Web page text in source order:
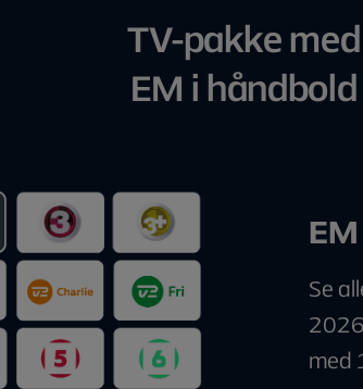
TV-pakke med
EM i håndbold
Se
med